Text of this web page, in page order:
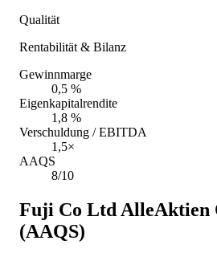
Qualität
Rentabilität & Bilanz
Gewinnmarge
0,5 %
Eigenkapitalrendite
1,8 %
Verschuldung / EBITDA
1,5×
AAQS
8/10
Fuji Co Ltd AlleAktien
(AAQS)